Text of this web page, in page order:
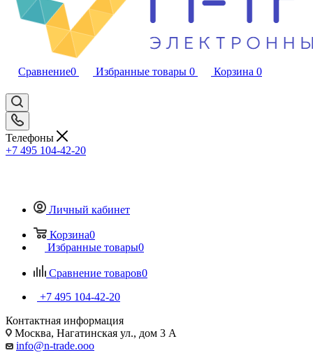
Сравнение0 Избранные товары 0 Корзина 0
Телефоны
+7 495 104-42-20
Личный кабинет
Корзина0
Избранные товары0
Сравнение товаров0
+7 495 104-42-20
Контактная информация
Москва, Нагатинская ул., дом 3 А
info@n-trade.ooo